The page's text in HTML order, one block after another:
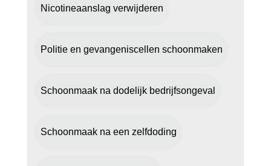
Nicotineaanslag verwijderen
Politie en gevangeniscellen schoonmaken
Schoonmaak na dodelijk bedrijfsongeval
Schoonmaak na een zelfdoding